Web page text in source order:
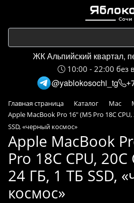
ЖК Альпийский квартал,
10:00 - 22:00 без
@yablokosochi_tg
Главная страница Каталог Mac
Apple MacBook Pro 16" (M5 Pro 18C CPU,
SSD, «черный космос»
Apple MacBook
Pro 18C CPU, 20C
24 ГБ, 1 ТБ SSD,
космос»